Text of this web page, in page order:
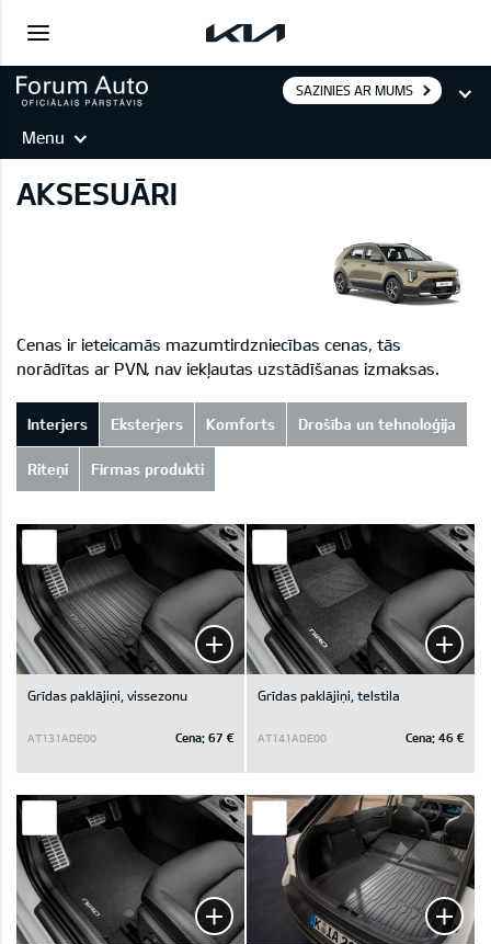
SAZINIES AR MUMS
Menu
AKSESUĀRI
Cenas ir ieteicamās mazumtirdzniecības cenas, tās
norādītas ar PVN, nav iekļautas uzstādīšanas izmaksas.
Interjers Eksterjers Komforts Drošība un tehnoloģija
Riteņi Firmas produkti
Grīdas paklājiņi, vissezonu
AT131ADE00 Cena: 67 €
Grīdas paklājiņi, telstila
AT141ADE00 Cena: 46 €